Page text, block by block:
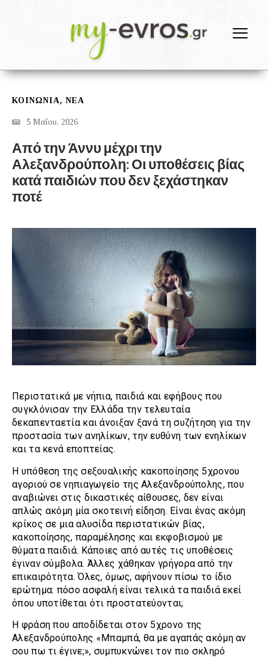
ΚΟΙΝΩΝΙΑ, ΝΕΑ
5 Μαΐου, 2026
Από την Άννυ μέχρι την
Αλεξανδρούπολη: Οι υποθέσεις βίας
κατά παιδιών που δεν ξεχάστηκαν
ποτέ
Περιστατικά με νήπια, παιδιά και εφήβους που
συγκλόνισαν την Ελλάδα την τελευταία
δεκαπενταετία και άνοιξαν ξανά τη συζήτηση για την
προστασία των ανηλίκων, την ευθύνη των ενηλίκων
και τα κενά εποπτείας.
Η υπόθεση της σεξουαλικής κακοποίησης 5χρονου
αγοριού σε νηπιαγωγείο της Αλεξανδρούπολης, που
αναβιώνει στις δικαστικές αίθουσες, δεν είναι
απλώς ακόμη μία σκοτεινή είδηση. Είναι ένας ακόμη
κρίκος σε μια αλυσίδα περιστατικών βίας,
κακοποίησης, παραμέλησης και εκφοβισμού με
θύματα παιδιά. Κάποιες από αυτές τις υποθέσεις
έγιναν σύμβολα. Άλλες χάθηκαν γρήγορα από την
επικαιρότητα. Όλες, όμως, αφήνουν πίσω το ίδιο
ερώτημα: πόσο ασφαλή είναι τελικά τα παιδιά εκεί
όπου υποτίθεται ότι προστατεύονται;
Η φράση που αποδίδεται στον 5χρονο της
Αλεξανδρούπολης «Μπαμπά, θα με αγαπάς ακόμη αν
σου πω τι έγινε;», συμπυκνώνει τον πιο σκληρό